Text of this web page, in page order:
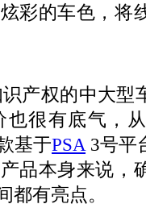
彩的车色，将
产权的中大型
很有底气，
基于PSA 3号平
品本身来说，
都有亮点。